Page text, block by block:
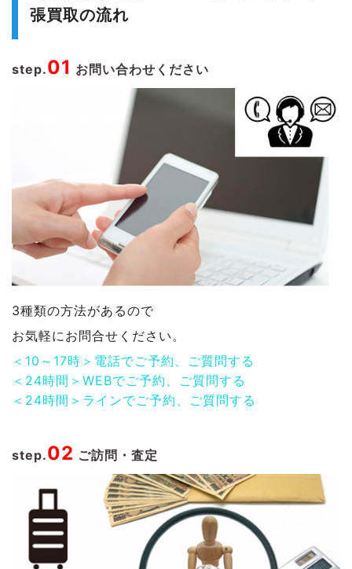
張買取の流れ
step.01 お問い合わせください
3種類の方法があるので
お気軽にお問合せください。
＜10～17時＞電話でご予約、ご質問する
＜24時間＞WEBでご予約、ご質問する
＜24時間＞ラインでご予約、ご質問する
step.02 ご訪問・査定